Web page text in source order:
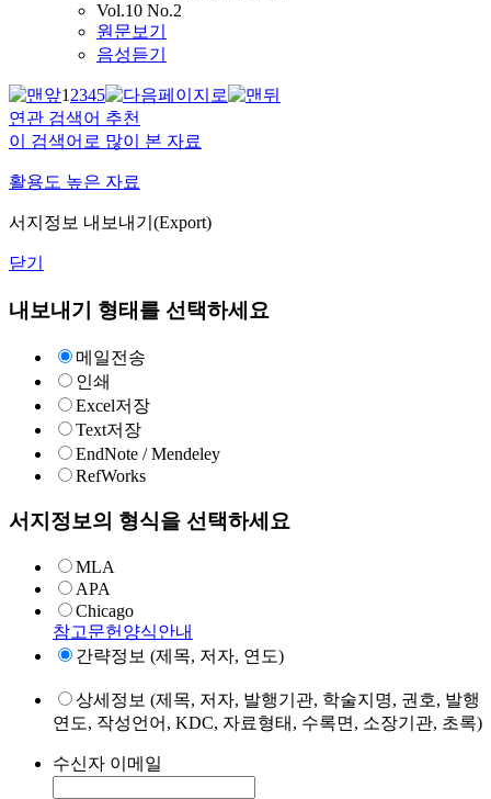
Vol.10 No.2
원문보기
음성듣기
12345
연관 검색어 추천
이 검색어로 많이 본 자료
활용도 높은 자료
서지정보 내보내기(Export)
닫기
내보내기 형태를 선택하세요
메일전송
인쇄
Excel저장
Text저장
EndNote / Mendeley
RefWorks
서지정보의 형식을 선택하세요
MLA
APA
Chicago
참고문헌양식안내
간략정보 (제목, 저자, 연도)
상세정보 (제목, 저자, 발행기관, 학술지명, 권호, 발행
연도, 작성언어, KDC, 자료형태, 수록면, 소장기관, 초록)
수신자 이메일